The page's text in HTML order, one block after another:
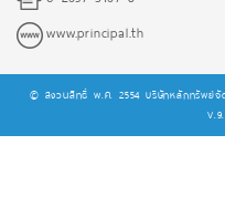
www.principal.th
© สงวนสิทธิ์ พ.ศ. 2554 บริษัทหลักทรัพย์